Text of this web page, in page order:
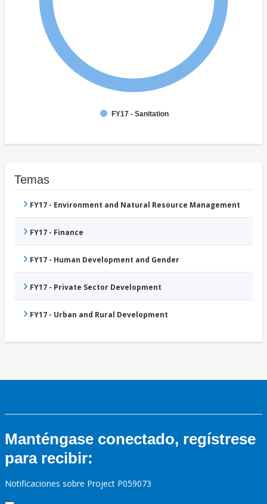
FY17 - Sanitation
Temas
FY17 - Environment and Natural Resource Management
FY17 - Finance
FY17 - Human Development and Gender
FY17 - Private Sector Development
FY17 - Urban and Rural Development
Manténgase conectado, regístrese
para recibir:
Notificaciones sobre Project P059073